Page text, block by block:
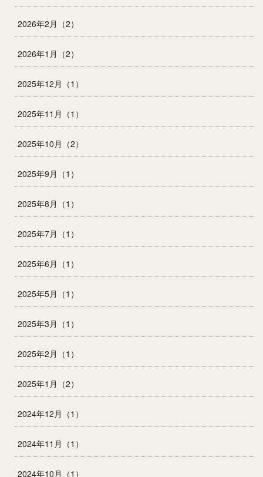
2026年2月（2）
2026年1月（2）
2025年12月（1）
2025年11月（1）
2025年10月（2）
2025年9月（1）
2025年8月（1）
2025年7月（1）
2025年6月（1）
2025年5月（1）
2025年3月（1）
2025年2月（1）
2025年1月（2）
2024年12月（1）
2024年11月（1）
2024年10月（1）